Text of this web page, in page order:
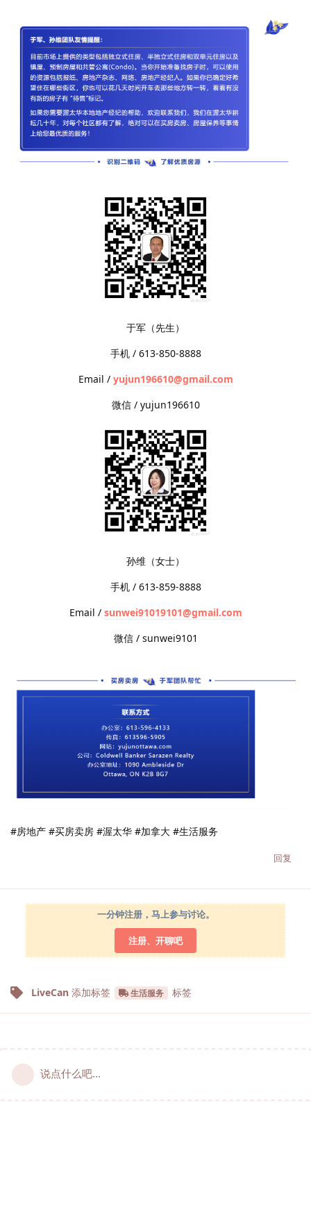
于军（先生）
手机 / 613-850-8888
Email / yujun196610@gmail.com
微信 / yujun196610
孙维（女士）
手机 / 613-859-8888
Email / sunwei91019101@gmail.com
微信 / sunwei9101
#房地产 #买房卖房 #渥太华 #加拿大 #生活服务
回复
一分钟注册，马上参与讨论。
注册、开聊吧
LiveCan 添加标签 生活服务 标签
说点什么吧...